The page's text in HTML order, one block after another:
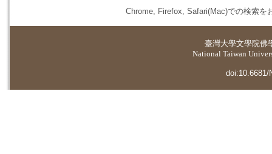
Chrome, Firefox, Safari(Mac)での検索を
臺灣大學文學院佛
National Taiwan
doi:10.6681/